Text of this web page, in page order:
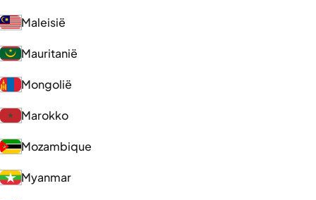
Maleisië
Mauritanië
Mongolië
Marokko
Mozambique
Myanmar